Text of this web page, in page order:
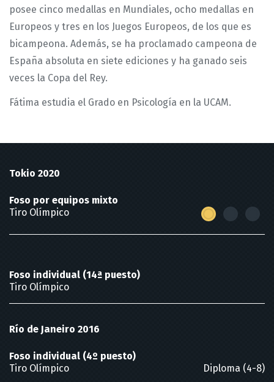
posee cinco medallas en Mundiales, ocho medallas en
Europeos y tres en los Juegos Europeos, de los que es
bicampeona. Además, se ha proclamado campeona de
España absoluta en siete ediciones y ha ganado seis
veces la Copa del Rey.
Fátima estudia el Grado en Psicología en la UCAM.
Tokio 2020
Foso por equipos mixto
Tiro Olímpico
Foso individual (14ª puesto)
Tiro Olímpico
Río de Janeiro 2016
Foso individual (4º puesto)
Tiro Olímpico
Diploma (4-8)